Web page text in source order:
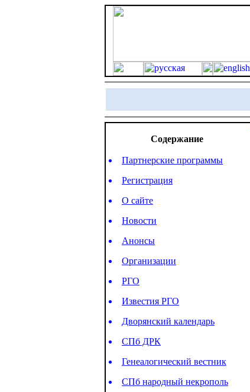
Содержание
Партнерские программы
Регистрация
О сайте
Новости
Анонсы
Организации
РГО
Известия РГО
Дворянский календарь
СПб ДРК
Генеалогический вестник
СПб народный некрополь